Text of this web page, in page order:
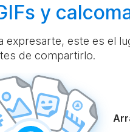
y
expresarte, este es el
de compartirlo.